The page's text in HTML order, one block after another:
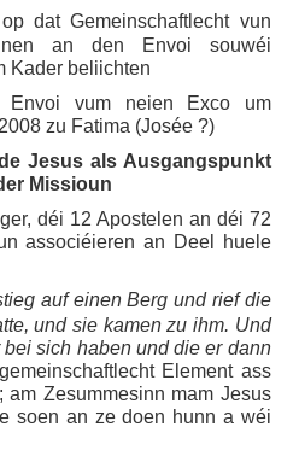
dat Gemeinschaftlecht vun
an den Envoi souwéi
Kader beliichten
Envoi vum neien Exco um
zu Fatima (Josée ?)
Jesus als Ausgangspunkt
Missioun
déi 12 Apostelen an déi 72
associéieren an Deel huele
auf einen Berg und rief die
und sie kamen zu ihm. Und
sich haben und die er dann
Element ass
Zesummesinn mam Jesus
soen an ze doen hunn a wéi